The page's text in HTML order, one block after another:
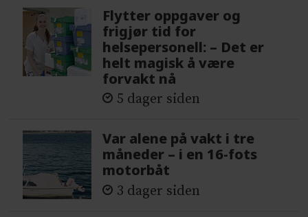
Flytter oppgaver og
frigjør tid for
helsepersonell: – Det er
helt magisk å være
forvakt nå
5 dager siden
Var alene på vakt i tre
måneder – i en 16-fots
motorbåt
3 dager siden